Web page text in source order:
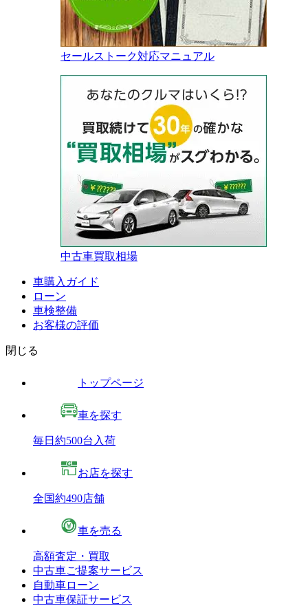
セールストーク対応マニュアル
中古車買取相場
車購入ガイド
ローン
車検整備
お客様の評価
閉じる
トップページ
車を探す
毎日約500台入荷
お店を探す
全国約490店舗
車を売る
高額査定・買取
中古車ご提案サービス
自動車ローン
中古車保証サービス